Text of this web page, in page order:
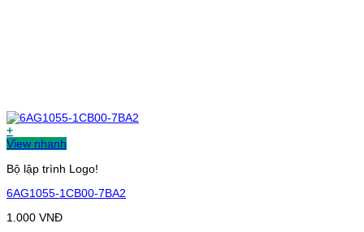
+
View nhanh
Bộ lập trình Logo!
6AG1055-1CB00-7BA2
1.000 VNĐ